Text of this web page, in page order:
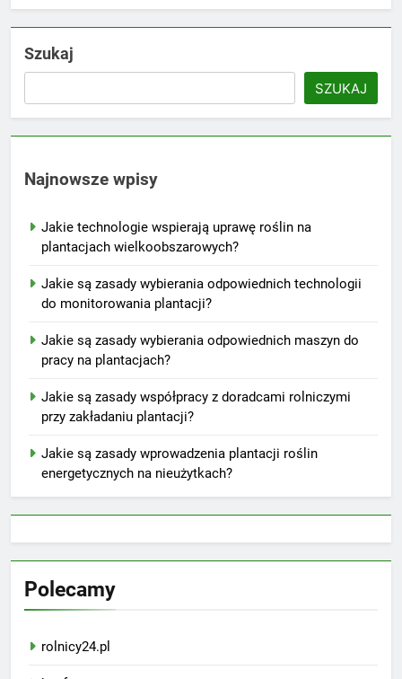
Szukaj
SZUKAJ
Najnowsze wpisy
Jakie technologie wspierają uprawę roślin na
plantacjach wielkoobszarowych?
Jakie są zasady wybierania odpowiednich technologii
do monitorowania plantacji?
Jakie są zasady wybierania odpowiednich maszyn do
pracy na plantacjach?
Jakie są zasady współpracy z doradcami rolniczymi
przy zakładaniu plantacji?
Jakie są zasady wprowadzenia plantacji roślin
energetycznych na nieużytkach?
Polecamy
rolnicy24.pl